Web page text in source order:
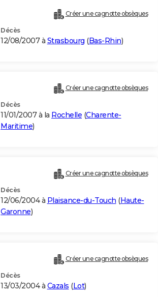
Créer une cagnotte obsèques
Décès
12/08/2007 à Strasbourg (Bas-Rhin)
Créer une cagnotte obsèques
Décès
11/01/2007 à la Rochelle (Charente-
Maritime)
Créer une cagnotte obsèques
Décès
12/06/2004 à Plaisance-du-Touch (Haute-
Garonne)
Créer une cagnotte obsèques
Décès
13/03/2004 à Cazals (Lot)